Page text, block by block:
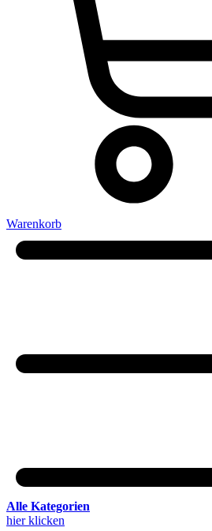
Warenkorb
Alle Kategorien
hier klicken